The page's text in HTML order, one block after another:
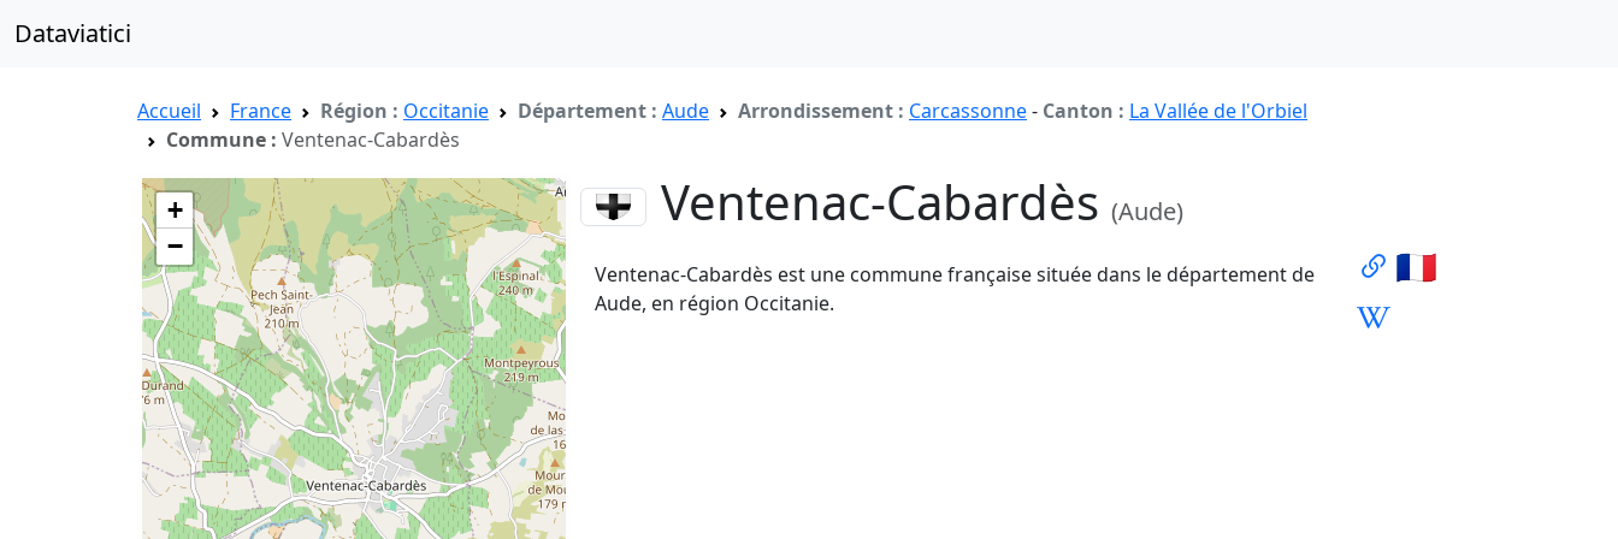
Dataviatici
Accueil France Région : Occitanie Département : Aude Arrondissement : Carcassonne- Canton : La Vallée de l'Orbiel
Commune : Ventenac-Cabardès
+
−
Ventenac-Cabardès(Aude)
Ventenac-Cabardès est une commune française située dans le département de
Aude, en région Occitanie.
🇫🇷